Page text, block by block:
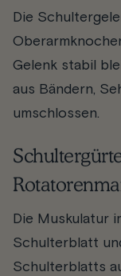
Die
Gelenk stabil
aus Bändern,
umschlossen.
Die Muskulatur
Schulterblatt
Schulterblatts